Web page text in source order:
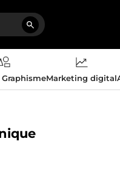
Marketing digital